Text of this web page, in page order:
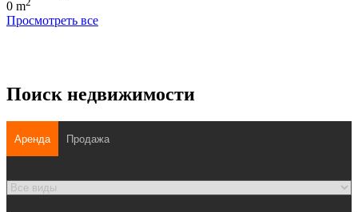
0 m
Просмотреть все
Поиск недвижимости
Аренда Продажа